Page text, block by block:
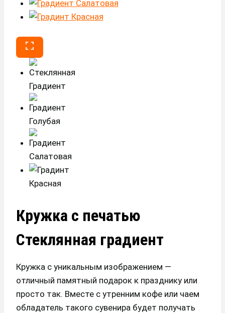
Кружка с печатью
Стеклянная градиент
Кружка с уникальным изображением —
отличный памятный подарок к празднику или
просто так. Вместе с утренним кофе или чаем
обладатель такого сувенира будет получать